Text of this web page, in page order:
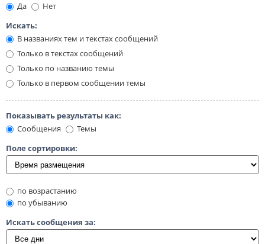
Да
Нет
Искать:
В названиях тем и текстах сообщений
Только в текстах сообщений
Только по названию темы
Только в первом сообщении темы
Показывать результаты как:
Сообщения
Темы
Поле сортировки:
по возрастанию
по убыванию
Искать сообщения за: